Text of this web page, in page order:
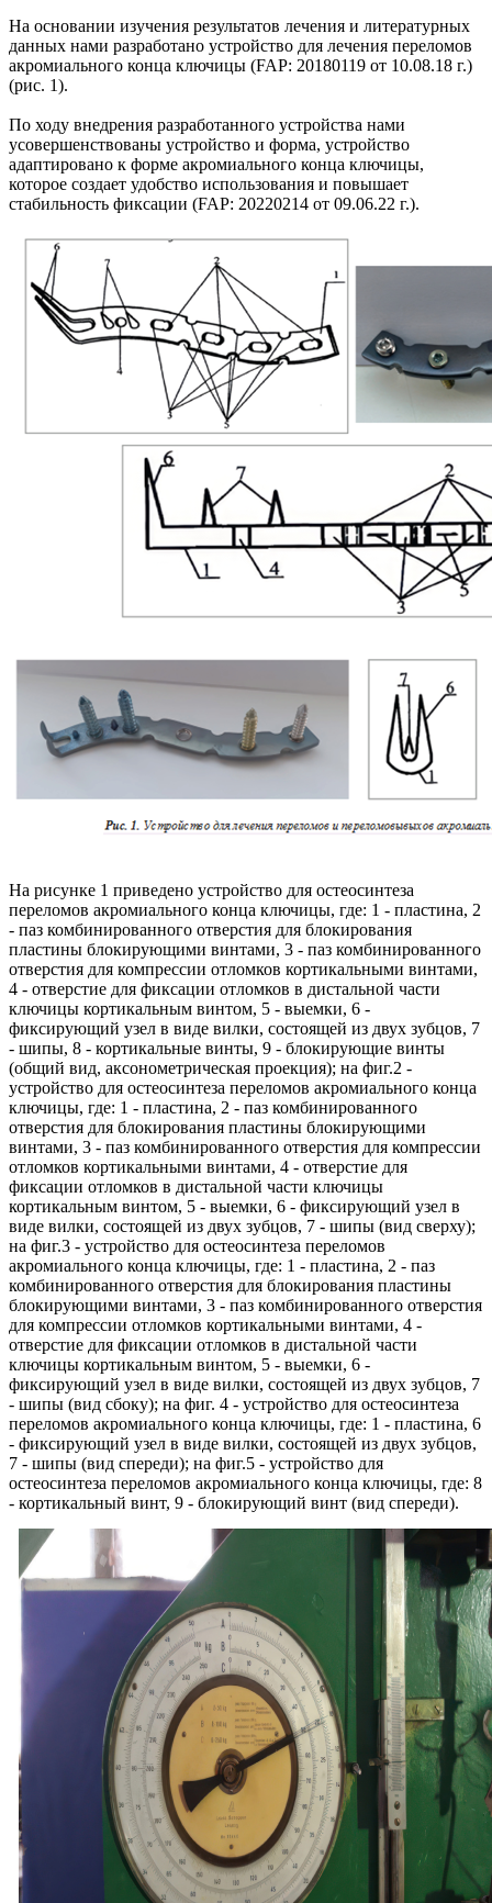
На основании изучения результатов лечения и литературных
данных нами разработано устройство для лечения переломов
акромиального конца ключицы (FAP: 20180119 от 10.08.18 г.)
(рис. 1).
По ходу внедрения разработанного устройства нами
усовершенствованы устройство и форма, устройство
адаптировано к форме акромиального конца ключицы,
которое создает удобство использования и повышает
стабильность фиксации (FAP: 20220214 от 09.06.22 г.).
На рисунке 1 приведено устройство для остеосинтеза
переломов акромиального конца ключицы, где: 1 - пластина, 2
- паз комбинированного отверстия для блокирования
пластины блокирующими винтами, 3 - паз комбинированного
отверстия для компрессии отломков кортикальными винтами,
4 - отверстие для фиксации отломков в дистальной части
ключицы кортикальным винтом, 5 - выемки, 6 -
фиксирующий узел в виде вилки, состоящей из двух зубцов, 7
- шипы, 8 - кортикальные винты, 9 - блокирующие винты
(общий вид, аксонометрическая проекция); на фиг.2 -
устройство для остеосинтеза переломов акромиального конца
ключицы, где: 1 - пластина, 2 - паз комбинированного
отверстия для блокирования пластины блокирующими
винтами, 3 - паз комбинированного отверстия для компрессии
отломков кортикальными винтами, 4 - отверстие для
фиксации отломков в дистальной части ключицы
кортикальным винтом, 5 - выемки, 6 - фиксирующий узел в
виде вилки, состоящей из двух зубцов, 7 - шипы (вид сверху);
на фиг.3 - устройство для остеосинтеза переломов
акромиального конца ключицы, где: 1 - пластина, 2 - паз
комбинированного отверстия для блокирования пластины
блокирующими винтами, 3 - паз комбинированного отверстия
для компрессии отломков кортикальными винтами, 4 -
отверстие для фиксации отломков в дистальной части
ключицы кортикальным винтом, 5 - выемки, 6 -
фиксирующий узел в виде вилки, состоящей из двух зубцов, 7
- шипы (вид сбоку); на фиг. 4 - устройство для остеосинтеза
переломов акромиального конца ключицы, где: 1 - пластина, 6
- фиксирующий узел в виде вилки, состоящей из двух зубцов,
7 - шипы (вид спереди); на фиг.5 - устройство для
остеосинтеза переломов акромиального конца ключицы, где: 8
- кортикальный винт, 9 - блокирующий винт (вид спереди).